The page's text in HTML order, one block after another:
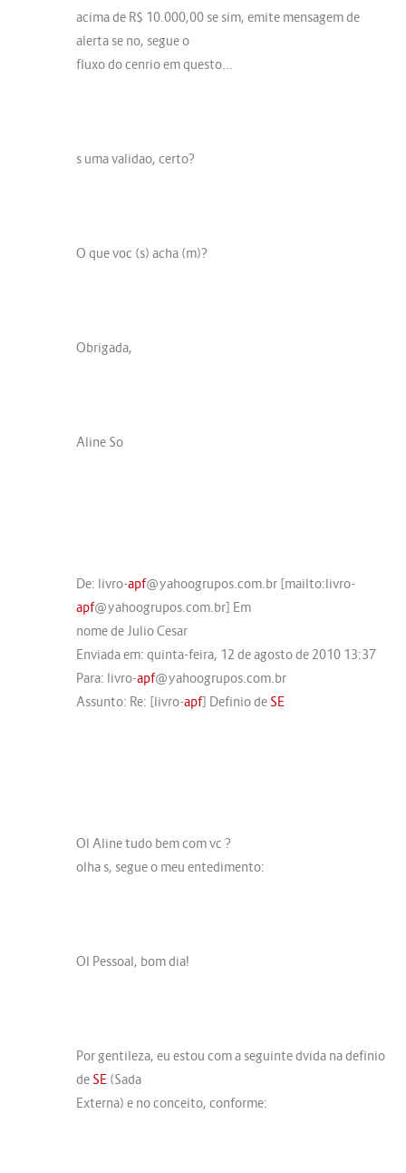
acima de R$ 10.000,00 se sim, emite mensagem de
alerta se no, segue o
fluxo do cenrio em questo...
s uma validao, certo?
O que voc (s) acha (m)?
Obrigada,
Aline So
De: livro-apf@yahoogrupos.com.br [mailto:livro-
apf@yahoogrupos.com.br] Em
nome de Julio Cesar
Enviada em: quinta-feira, 12 de agosto de 2010 13:37
Para: livro-apf@yahoogrupos.com.br
Assunto: Re: [livro-apf] Definio de SE
Ol Aline tudo bem com vc ?
olha s, segue o meu entedimento:
Ol Pessoal, bom dia!
Por gentileza, eu estou com a seguinte dvida na definio
de SE (Sada
Externa) e no conceito, conforme: